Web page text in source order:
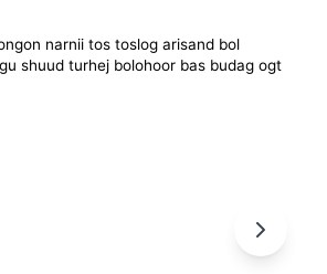
narnii tos toslog arisand bol
shuud turhej bolohoor bas budag ogt